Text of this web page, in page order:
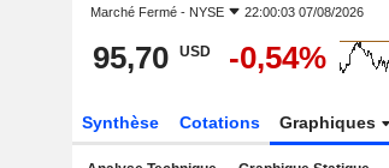
Marché Fermé - NYSE 22:00:03 07/08/2026
95,70 USD -0,54%
Synthèse Cotations Graphiques